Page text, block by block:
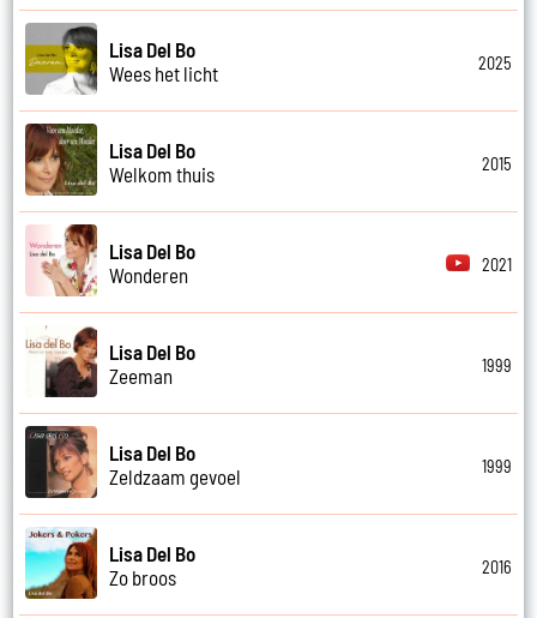
Lisa Del Bo
Wees het licht
2025
Lisa Del Bo
Welkom thuis
2015
Lisa Del Bo
Wonderen
2021
Lisa Del Bo
Zeeman
1999
Lisa Del Bo
Zeldzaam gevoel
1999
Lisa Del Bo
Zo broos
2016